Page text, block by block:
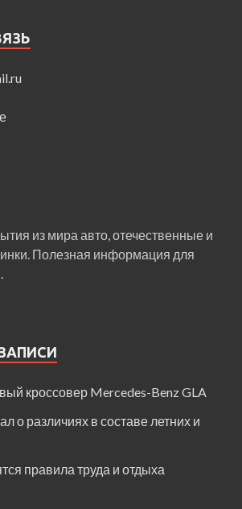
из мира авто, отечественные и
Полезная информация для
кроссовер Mercedes-Benz GLA
о различиях в составе летних и
правила труда и отдыха